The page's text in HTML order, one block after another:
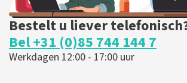
Bestelt u liever
Bel +31 (0)85 744 144 7
Werkdagen 12:00 - 17:00 uur